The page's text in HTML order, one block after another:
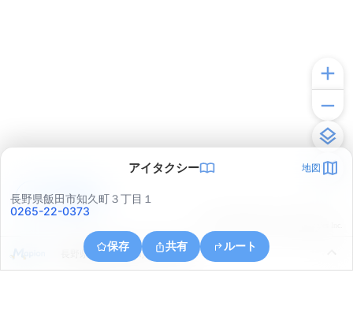
アイタクシー 地図
長野県飯田市知久町３丁目１
0265-22-0373
保存 共有 ルート
長野県飯田市白山町３丁目南７
アプリで見る